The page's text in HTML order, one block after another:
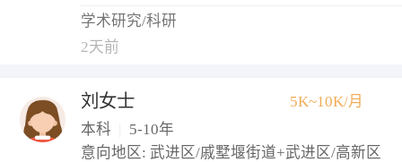
学术研究/科研
2天前
刘女士
5K~10K/月
本科
5-10年
意向地区: 武进区/戚墅堰街道+武进区/高新区